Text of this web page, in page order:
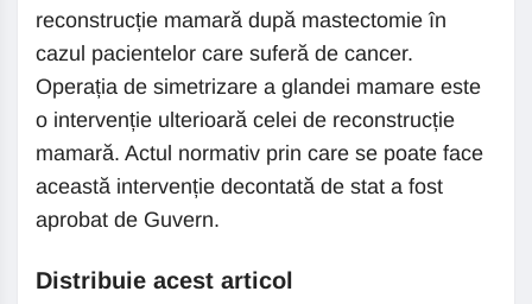
reconstrucție mamară după mastectomie în
cazul pacientelor care suferă de cancer.
Operația de simetrizare a glandei mamare este
o intervenție ulterioară celei de reconstrucție
mamară. Actul normativ prin care se poate face
această intervenție decontată de stat a fost
aprobat de Guvern.
Distribuie acest articol